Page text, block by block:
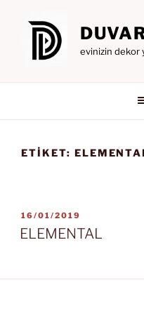
evinizin dekor
ETIKET:
YAYIM
TARIHI
16/01/2019
ELEMENTAL